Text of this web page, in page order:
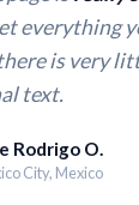
everything
is very
text.
Rodrigo O.
City, Mexico